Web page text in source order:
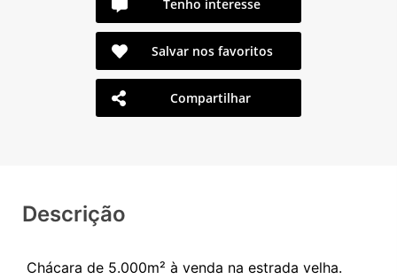
Tenho interesse
Salvar nos favoritos
Compartilhar
Descrição
Chácara de 5.000m² à venda na estrada velha.